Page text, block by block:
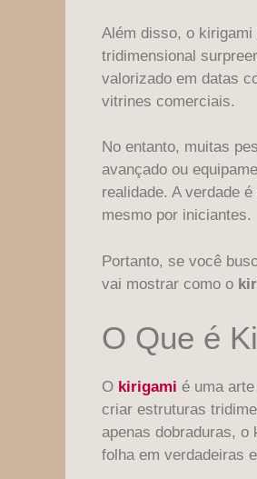
Além disso, o
tridimensional
valorizado em datas
vitrines comerciais.
No entanto, muitas
avançado ou
realidade. A verdade
mesmo por iniciantes.
Portanto, se você
vai mostrar como o
O Que é
O kirigami é uma
criar estruturas
apenas dobraduras,
folha em verdadeiras